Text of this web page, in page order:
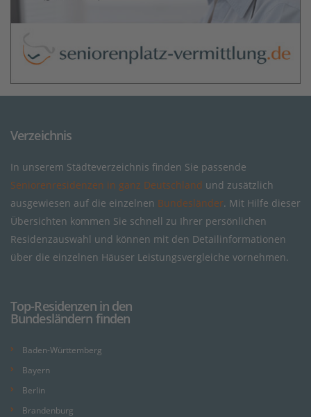
Verzeichnis
In unserem Städteverzeichnis finden Sie passende
Seniorenresidenzen in ganz Deutschland und zusätzlich
ausgewiesen auf die einzelnen Bundesländer. Mit Hilfe dieser
Übersichten kommen Sie schnell zu Ihrer persönlichen
Residenzauswahl und können mit den Detailinformationen
über die einzelnen Häuser Leistungsvergleiche vornehmen.
Top-Residenzen in den
Bundesländern finden
Baden-Württemberg
Bayern
Berlin
Brandenburg